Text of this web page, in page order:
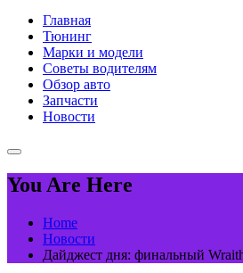
Главная
Тюнинг
Марки и модели
Советы водителям
Обзор авто
Запчасти
Новости
You Are Here
Home
Новости
Дайджест дня: финальный